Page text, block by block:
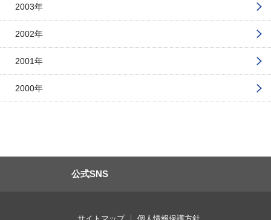
2003年
2002年
2001年
2000年
公式SNS